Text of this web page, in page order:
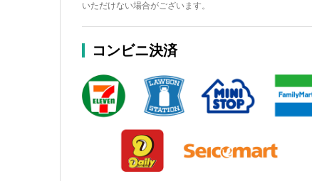
いただけない場合がございます。
コンビニ決済